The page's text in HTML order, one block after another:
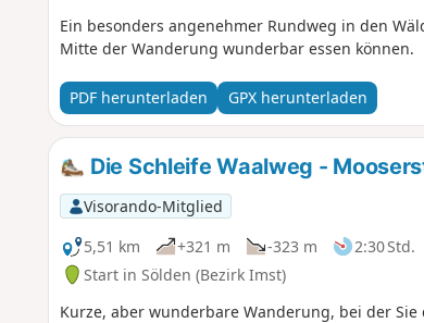
Ein besonders angenehmer Rundweg in den
Mitte der Wanderung wunderbar essen können.
PDF herunterladen GPX herunterladen
Die Schleife Waalweg -
Visorando-Mitglied
5,51 km
+321 m -323 m 2:30 Std.
Start in Sölden (Bezirk Imst)
Kurze, aber wunderbare Wanderung, bei der